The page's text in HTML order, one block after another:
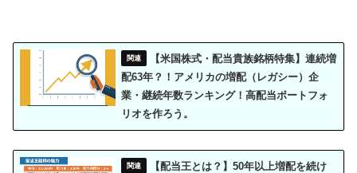
【米国株式・配当貴族銘柄特集】連続増
配63年？！アメリカの増配（レガシー）企
業・継続年数ランキング！高配当ポートフォ
リオを作ろう。
【配当王とは？】50年以上増配を続け